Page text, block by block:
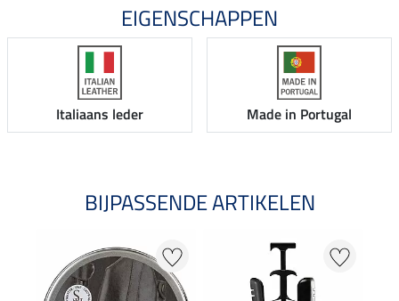
EIGENSCHAPPEN
Italiaans leder Made in Portugal
BIJPASSENDE ARTIKELEN